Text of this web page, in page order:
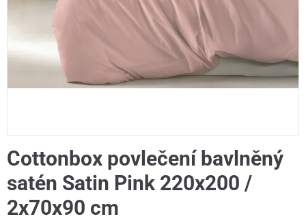
Cottonbox povlečení bavlněný
satén Satin Pink 220x200 /
2x70x90 cm